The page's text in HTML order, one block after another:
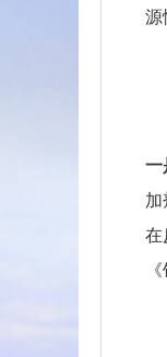
源
一
加
在